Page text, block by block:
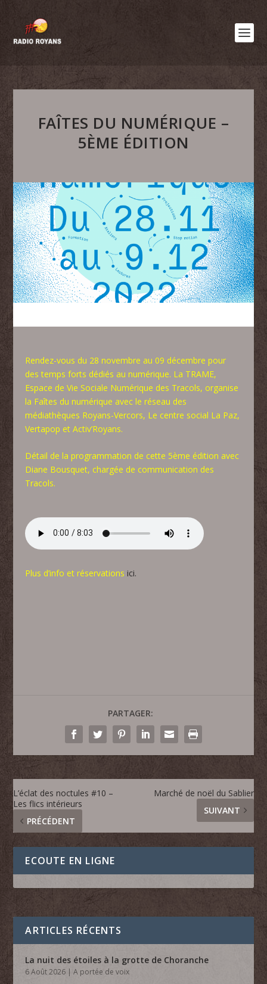
FAÎTES DU NUMÉRIQUE –
5ÈME ÉDITION
Rendez-vous du 28 novembre au 09 décembre pour
des temps forts dédiés au numérique. La TRAME,
Espace de Vie Sociale Numérique des Tracols, organise
la Faîtes du numérique avec le réseau des
médiathèques Royans-Vercors, Le centre social La Paz,
Vertapop et Activ’Royans.
Détail de la programmation de cette 5ème édition avec
Diane Bousquet, chargée de communication des
Tracols.
Plus d’info et réservations ici.
PARTAGER:
L’éclat des noctules #10 –
Les flics intérieurs
PRÉCÉDENT
Marché de noël du Sablier
SUIVANT
ECOUTE EN LIGNE
ARTICLES RÉCENTS
La nuit des étoiles à la grotte de Choranche
6 Août 2026 |A portée de voix